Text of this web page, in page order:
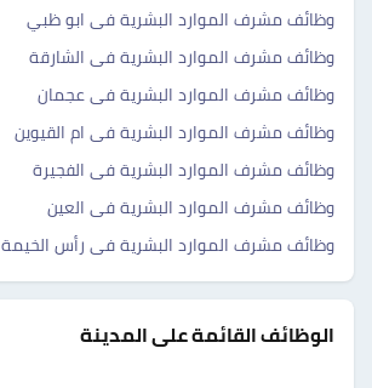
وظائف مشرف الموارد البشرية فى ابو ظبي
وظائف مشرف الموارد البشرية فى الشارقة
وظائف مشرف الموارد البشرية فى عجمان
وظائف مشرف الموارد البشرية فى ام القيوين
وظائف مشرف الموارد البشرية فى الفجيرة
وظائف مشرف الموارد البشرية فى العين
وظائف مشرف الموارد البشرية فى رأس الخيمة
الوظائف القائمة على المدينة